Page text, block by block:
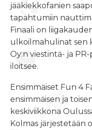
jääkiekkofanien
tapahtumiin
Finaali on
ulkoilmahulinat sen
Oy:n viestintä- ja
iloitsee.
Ensimmäiset Fun 4
ensimmäisen ja
keskiviikkona
Kolmas järjestetään